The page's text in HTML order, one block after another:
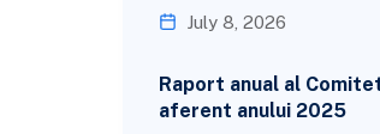
July 8, 2026
Raport anual al
aferent anului 2025